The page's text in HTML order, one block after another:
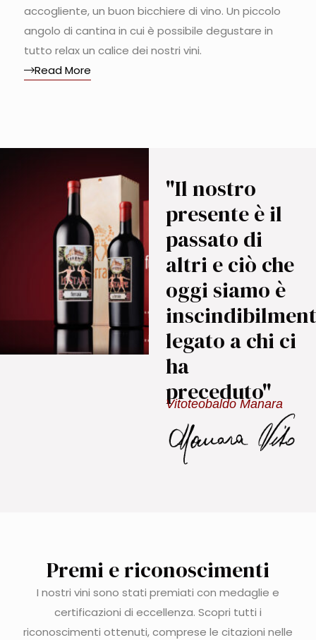
accogliente, un buon bicchiere di vino. Un piccolo
angolo di cantina in cui è possibile degustare in
tutto relax un calice dei nostri vini.
Read More
"Il nostro
presente è il
passato di
altri e ciò che
oggi siamo è
legato a chi ci
ha
preceduto"
Vitoteobaldo Manara
Premi e riconoscimenti
I nostri vini sono stati premiati con medaglie e
certificazioni di eccellenza. Scopri tutti i
riconoscimenti ottenuti, comprese le citazioni nelle